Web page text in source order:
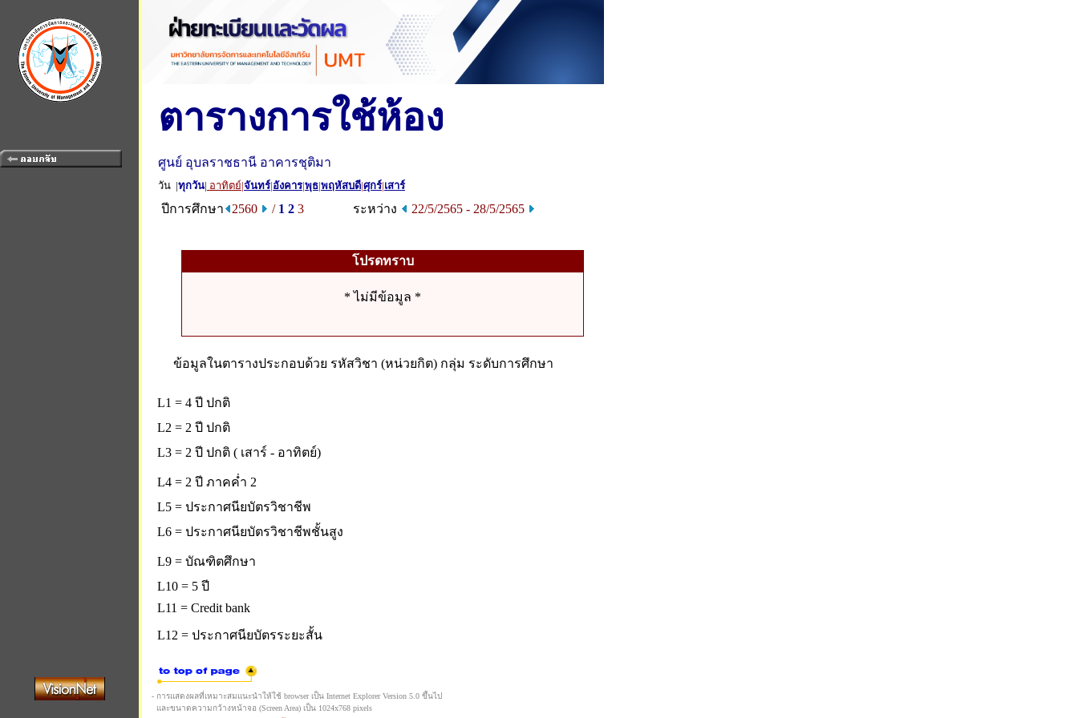
ตารางการใช้ห้อง
ศูนย์ อุบลราชธานี อาคารชุติมา
วัน |ทุกวัน| อาทิตย์|จันทร์|อังคาร|พุธ|พฤหัสบดี|ศุกร์|เสาร์
ปีการศึกษา 2560 / 1 2 3 ระหว่าง 22/5/2565 - 28/5/2565
โปรดทราบ
* ไม่มีข้อมูล *
ข้อมูลในตารางประกอบด้วย รหัสวิชา (หน่วยกิต) กลุ่ม ระดับการศึกษา
L1 = 4 ปี ปกติ
L2 = 2 ปี ปกติ
L3 = 2 ปี ปกติ ( เสาร์ - อาทิตย์)
L4 = 2 ปี ภาคค่ำ 2
L5 = ประกาศนียบัตรวิชาชีพ
L6 = ประกาศนียบัตรวิชาชีพชั้นสูง
L9 = บัณฑิตศึกษา
L10 = 5 ปี
L11 = Credit bank
L12 = ประกาศนียบัตรระยะสั้น
- การแสดงผลที่เหมาะสมแนะนำให้ใช้ browser เป็น Internet Explorer Version 5.0 ขึ้นไป
และขนาดความกว้างหน้าจอ (Screen Area) เป็น 1024x768 pixels